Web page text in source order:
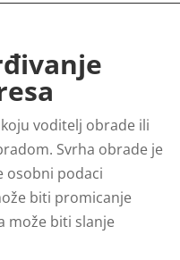
voditelj obrade ili
Svrha obrade je
osobni podaci
biti promicanje
može biti slanje